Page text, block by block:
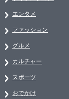
エンタメ
ファッション
グルメ
カルチャー
スポーツ
おでかけ